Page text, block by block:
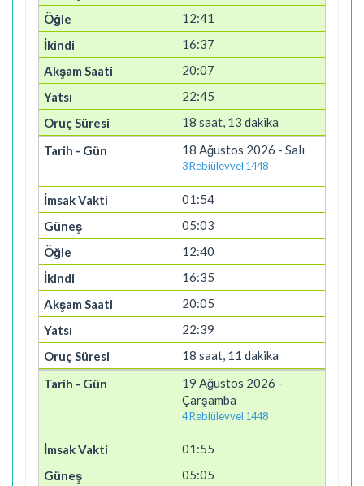
12:41
16:37
20:07
22:45
18 saat, 13 dakika
18 Ağustos 2026 - Salı
3 Rebiülevvel 1448
01:54
05:03
12:40
16:35
20:05
22:39
18 saat, 11 dakika
19 Ağustos 2026 -
Çarşamba
4 Rebiülevvel 1448
01:55
05:05